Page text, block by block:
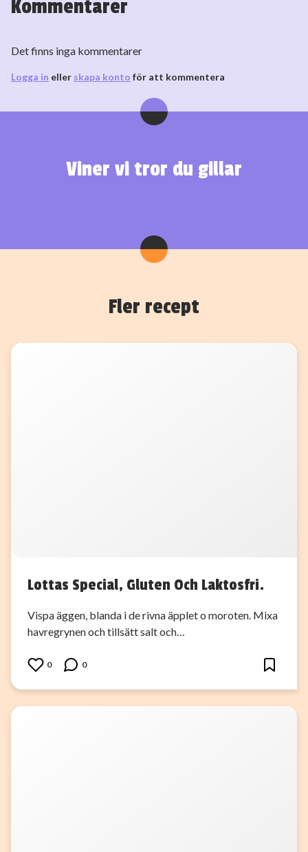
Kommentarer
Det finns inga kommentarer
Logga in eller skapa konto för att kommentera
Viner vi tror du gillar
Fler recept
Lottas Special, Gluten Och Laktosfri.
Vispa äggen, blanda i de rivna äpplet o moroten. Mixa
havregrynen och tillsätt salt och…
0 0